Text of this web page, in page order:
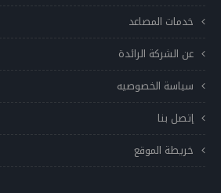
خدمات المصاعد
عن الشركة الرائدة
سياسة الخصوصيه
إتصل بنا
خريطة الموقع